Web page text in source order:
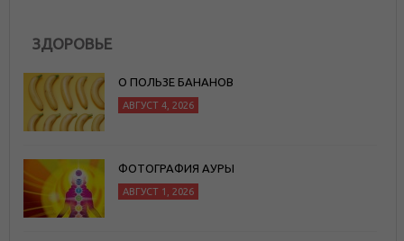
ЗДОРОВЬЕ
О ПОЛЬЗЕ БАНАНОВ
АВГУСТ 4, 2026
ФОТОГРАФИЯ АУРЫ
АВГУСТ 1, 2026